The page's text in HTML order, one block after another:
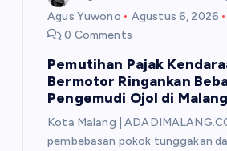
Agus Yuwono
Agustus 6, 2026
0 Comments
Pemutihan Pajak
Bermotor Ringankan
Pengemudi Ojol di Malang
Kota Malang |
pembebasan pokok tunggakan